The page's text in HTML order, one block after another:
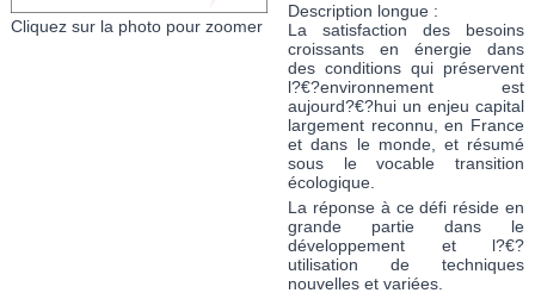
Cliquez sur la photo pour zoomer
Description longue :
La satisfaction des besoins
croissants en énergie dans
des conditions qui préservent
l?€?environnement est
aujourd?€?hui un enjeu capital
largement reconnu, en France
et dans le monde, et résumé
sous le vocable transition
écologique.
La réponse à ce défi réside en
grande partie dans le
développement et l?€?
utilisation de techniques
nouvelles et variées.